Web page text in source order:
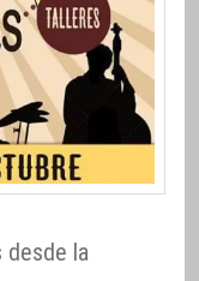
desde la